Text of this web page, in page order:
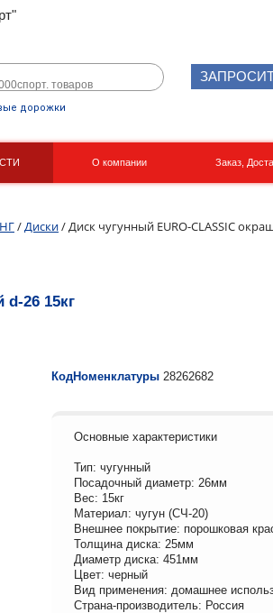
дорожки
О компании Заказ,
/ Диски/ Диск чугунный EURO-CLASSIC
26 15кг
КодНоменклатуры 28262682
Основные характеристики
Тип: чугунный
Посадочный диаметр: 26мм
Вес: 15кг
Материал: чугун (СЧ-20)
Внешнее покрытие: порошковая
Толщина диска: 25мм
Диаметр диска: 451мм
Цвет: черный
Вид применения: домашнее
Страна-производитель: Россия